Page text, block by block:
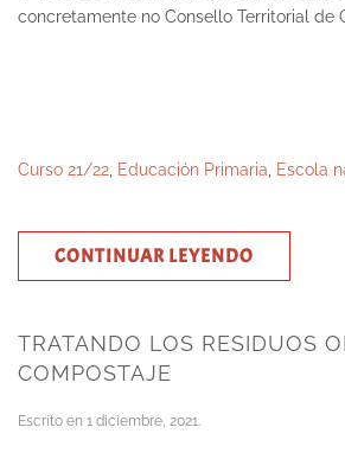
concretamente no Consello Territorial de
Curso 21/22 Educación Primaria Escola
CONTINUAR LEYENDO
TRATANDO LOS RESIDUOS
COMPOSTAJE
Escrito en 1 diciembre, 2021.